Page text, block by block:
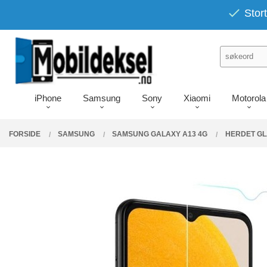
innholdet
iPhone Samsung Sony Xiaomi Motorola
FORSIDE SAMSUNG SAMSUNG GALAXY A13 4G HERDET